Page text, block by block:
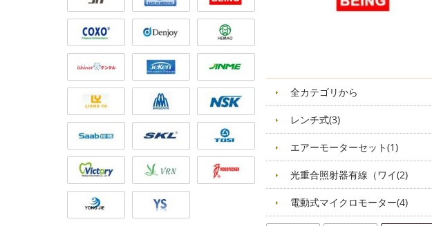
全カテゴリから
レンチ式(3)
エアーモーターセット(1)
光重合照射器有線（ワイ(2)
電動式マイクロモーター(4)